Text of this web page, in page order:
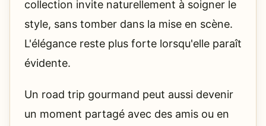
collection invite naturellement à soigner le
style, sans tomber dans la mise en scène.
L'élégance reste plus forte lorsqu'elle paraît
évidente.
Un road trip gourmand peut aussi devenir
un moment partagé avec des amis ou en